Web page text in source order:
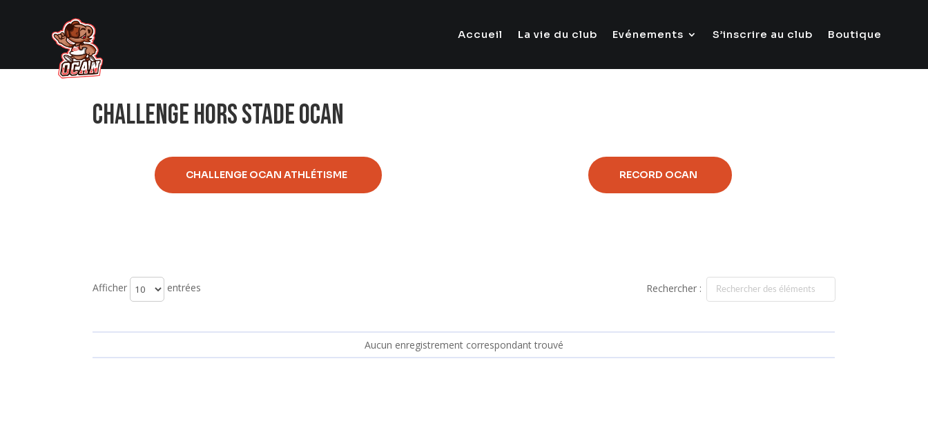
Accueil La vie du club Evénements S’inscrire au club Boutique
Challenge Hors Stade OCAN
CHALLENGE OCAN ATHLÉTISME RECORD OCAN
Afficher entrées Rechercher :
Aucun enregistrement correspondant trouvé